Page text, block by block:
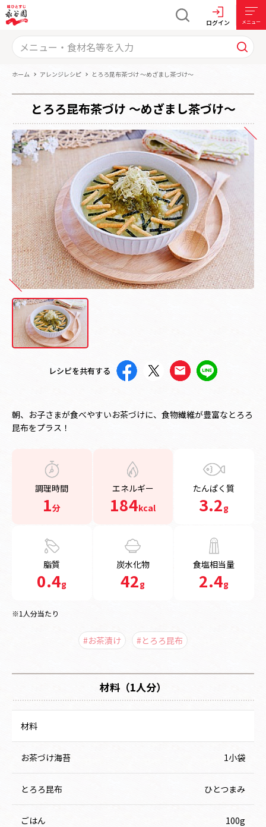
ログイン メニュー
ホーム アレンジレシピ とろろ昆布茶づけ ～めざまし茶づけ～
とろろ昆布茶づけ ～めざまし茶づけ～
レシピを共有する
朝、お子さまが食べやすいお茶づけに、食物繊維が豊富なとろろ
昆布をプラス！
調理時間
1分
エネルギー
184kcal
たんぱく質
3.2g
脂質
0.4g
炭水化物
42g
食塩相当量
2.4g
※1人分当たり
#お茶漬け #とろろ昆布
材料（1人分）
材料
お茶づけ海苔 1小袋
とろろ昆布 ひとつまみ
ごはん 100g